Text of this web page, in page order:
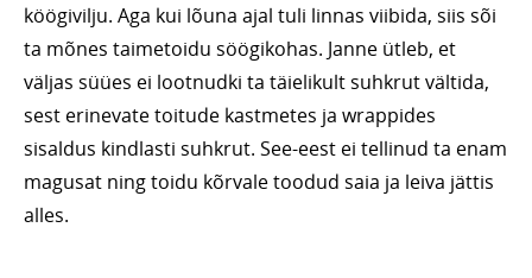
köögivilju. Aga kui lõuna ajal tuli linnas viibida, siis sõi
ta mõnes taimetoidu söögikohas. Janne ütleb, et
väljas süües ei lootnudki ta täielikult suhkrut vältida,
sest erinevate toitude kastmetes ja wrappides
sisaldus kindlasti suhkrut. See-eest ei tellinud ta enam
magusat ning toidu kõrvale toodud saia ja leiva jättis
alles.